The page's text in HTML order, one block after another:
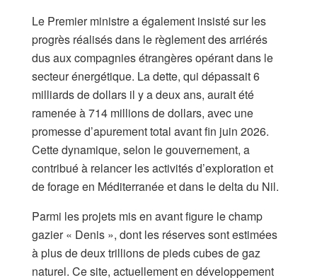
Le Premier ministre a également insisté sur les
progrès réalisés dans le règlement des arriérés
dus aux compagnies étrangères opérant dans le
secteur énergétique. La dette, qui dépassait 6
milliards de dollars il y a deux ans, aurait été
ramenée à 714 millions de dollars, avec une
promesse d’apurement total avant fin juin 2026.
Cette dynamique, selon le gouvernement, a
contribué à relancer les activités d’exploration et
de forage en Méditerranée et dans le delta du Nil.
Parmi les projets mis en avant figure le champ
gazier « Denis », dont les réserves sont estimées
à plus de deux trillions de pieds cubes de gaz
naturel. Ce site, actuellement en développement